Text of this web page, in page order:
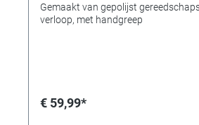
Gemaakt van gepolijst
verloop, met handgreep
€ 59,99*